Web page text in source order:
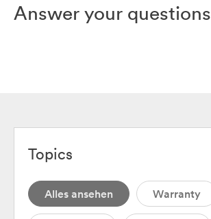
Answer your questions
Topics
Alles ansehen Warranty